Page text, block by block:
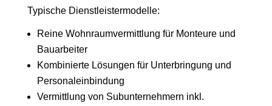
Typische Dienstleistermodelle:
Reine Wohnraumvermittlung für Monteure und
Bauarbeiter
Kombinierte Lösungen für Unterbringung und
Personaleinbindung
Vermittlung von Subunternehmern inkl.